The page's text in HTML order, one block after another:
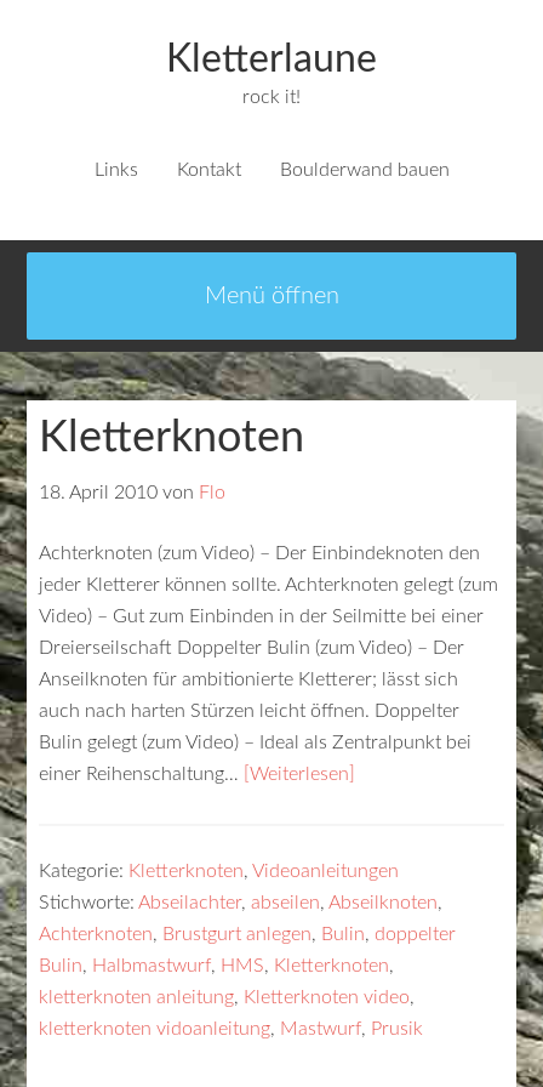
Kletterlaune
rock it!
Links Kontakt Boulderwand bauen
Kletterknoten
18. April 2010 von Flo
Achterknoten (zum Video) – Der Einbindeknoten den
jeder Kletterer können sollte. Achterknoten gelegt (zum
Video) – Gut zum Einbinden in der Seilmitte bei einer
Dreierseilschaft Doppelter Bulin (zum Video) – Der
Anseilknoten für ambitionierte Kletterer; lässt sich
auch nach harten Stürzen leicht öffnen. Doppelter
Bulin gelegt (zum Video) – Ideal als Zentralpunkt bei
einer Reihenschaltung…
[Weiterlesen]
Kategorie: Kletterknoten,Videoanleitungen
Stichworte:Abseilachter,abseilen,Abseilknoten,
Achterknoten, Brustgurt anlegen, Bulin, doppelter
Bulin, Halbmastwurf, HMS, Kletterknoten,
kletterknoten anleitung, Kletterknoten video,
kletterknoten vidoanleitung, Mastwurf, Prusik